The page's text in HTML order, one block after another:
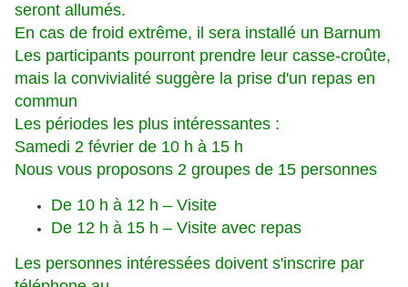
seront allumés.
En cas de froid extrême, il sera installé un Barnum
Les participants pourront prendre leur casse-croûte,
mais la convivialité suggère la prise d'un repas en
commun
Les périodes les plus intéressantes :
Samedi 2 février de 10 h à 15 h
Nous vous proposons 2 groupes de 15 personnes
De 10 h à 12 h – Visite
De 12 h à 15 h – Visite avec repas
Les personnes intéressées doivent s'inscrire par